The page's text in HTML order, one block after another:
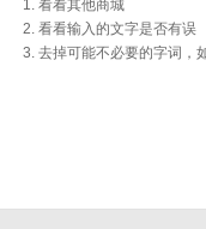
1. 看看其他商城
2. 看看输入的文字是否有误
3. 去掉可能不必要的字词，